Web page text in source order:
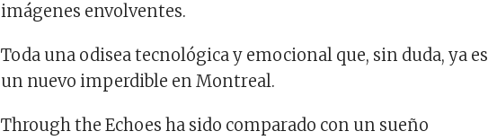
imágenes envolventes.
Toda una odisea tecnológica y emocional que, sin duda, ya es
un nuevo imperdible en Montreal.
Through the Echoes ha sido comparado con un sueño